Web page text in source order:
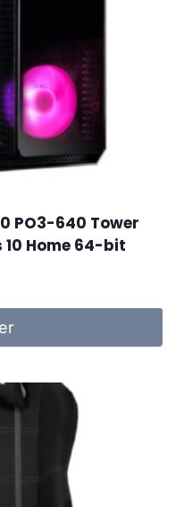
PO3-640 Tower
10 Home 64-bit